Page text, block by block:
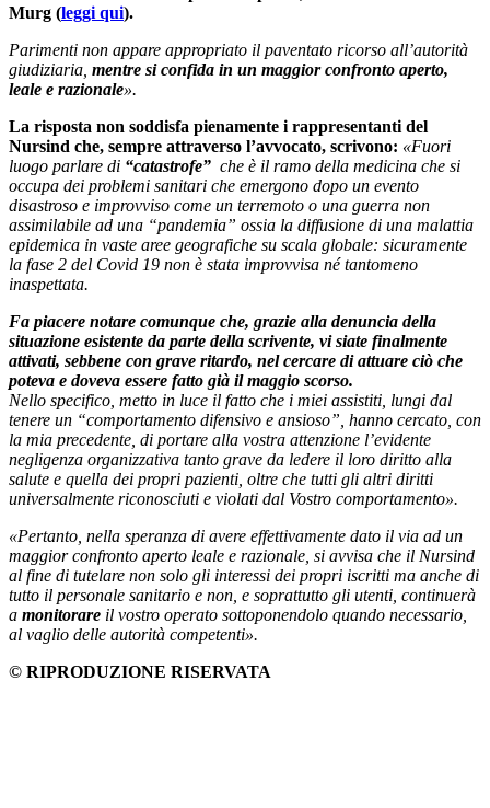
Murg (leggi qui).
Parimenti non appare appropriato il paventato ricorso all’autorità
giudiziaria, mentre si confida in un maggior confronto aperto,
leale e razionale».
La risposta non soddisfa pienamente i rappresentanti del
Nursind che, sempre attraverso l’avvocato, scrivono: «Fuori
luogo parlare di “catastrofe” che è il ramo della medicina che si
occupa dei problemi sanitari che emergono dopo un evento
disastroso e improvviso come un terremoto o una guerra non
assimilabile ad una “pandemia” ossia la diffusione di una malattia
epidemica in vaste aree geografiche su scala globale: sicuramente
la fase 2 del Covid 19 non è stata improvvisa né tantomeno
inaspettata.
Fa piacere notare comunque che, grazie alla denuncia della
situazione esistente da parte della scrivente, vi siate finalmente
attivati, sebbene con grave ritardo, nel cercare di attuare ciò che
poteva e doveva essere fatto già il maggio scorso.
Nello specifico, metto in luce il fatto che i miei assistiti, lungi dal
tenere un “comportamento difensivo e ansioso”, hanno cercato, con
la mia precedente, di portare alla vostra attenzione l’evidente
negligenza organizzativa tanto grave da ledere il loro diritto alla
salute e quella dei propri pazienti, oltre che tutti gli altri diritti
universalmente riconosciuti e violati dal Vostro comportamento».
«Pertanto, nella speranza di avere effettivamente dato il via ad un
maggior confronto aperto leale e razionale, si avvisa che il Nursind
al fine di tutelare non solo gli interessi dei propri iscritti ma anche di
tutto il personale sanitario e non, e soprattutto gli utenti, continuerà
a monitorare il vostro operato sottoponendolo quando necessario,
al vaglio delle autorità competenti».
© RIPRODUZIONE RISERVATA